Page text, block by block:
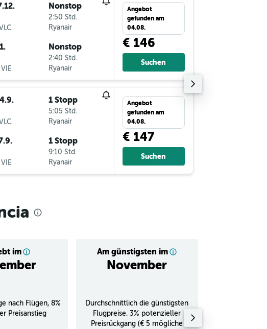
Nonstop
2:50 Std.
Ryanair
VIE
Nonstop
2:40 Std.
Ryanair
Angebot
gefunden am
04.08.
€ 146
Suchen
1 Stopp
5:05 Std.
Ryanair
VIE
1 Stopp
9:10 Std.
Ryanair
Angebot
gefunden am
04.08.
€ 147
Suchen
im Am günstigsten im
November
nach Flügen, 8%
Preisanstieg
Durchschnittlich die günstigsten
Flugpreise. 3% potenzieller
Preisrückgang (€ 5 mögliche